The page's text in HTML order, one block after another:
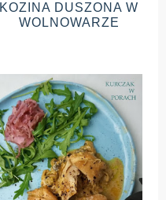
KOZINA DUSZONA W
WOLNOWARZE